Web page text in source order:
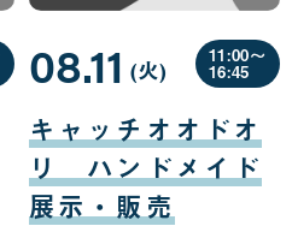
キャッチオオドオ
リ ハンドメイド
展示・販売
08.11
月
11
日
(火曜
日
)
11:00〜
16:45